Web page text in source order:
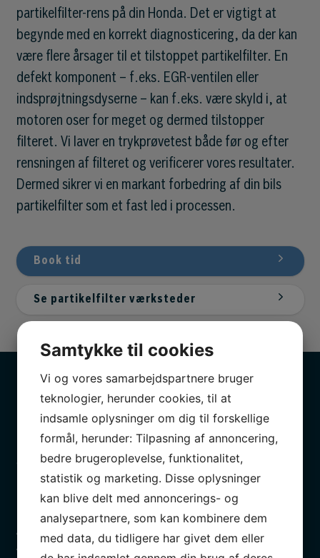
partikelfilter-rens på din Honda. Det er vigtigt at
begynde med en korrekt diagnosticering, da der kan
være flere årsager til et tilstoppet partikelfilter. En
defekt komponent – f.eks. EGR-ventilen eller
indsprøjtningsdyserne – kan f.eks. være skyld i, at
motoren oser for meget og dermed tilstopper
filteret. Vi laver en trykprøvetest både før og efter
rensningen af filteret og verificerer vores resultater.
Dermed sikrer vi en markant forbedring af din bils
partikelfilter som et fast led i processen.
Book tid
Se partikelfilter værksteder
Professionelt
Nyeste og mest avancerede udstyr indenfor
autobranchen.
Altid gratis lånebil
Vi har en bil klar til dig, så du er kørende, mens din bil
Samtykke til cookies
Vi og vores samarbejdspartnere bruger
teknologier, herunder cookies, til at
indsamle oplysninger om dig til forskellige
formål, herunder: Tilpasning af annoncering,
bedre brugeroplevelse, funktionalitet,
statistik og marketing. Disse oplysninger
kan blive delt med annoncerings- og
analysepartnere, som kan kombinere dem
med data, du tidligere har givet dem eller